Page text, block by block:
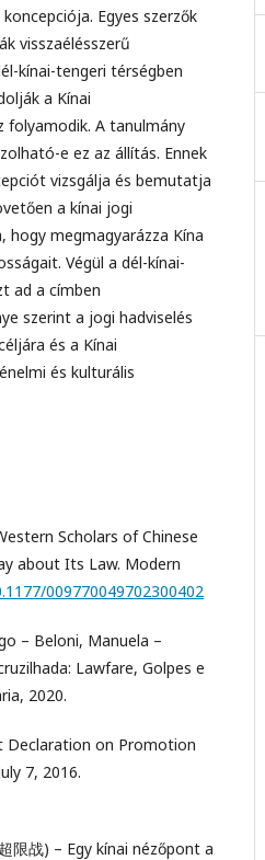
koncepciója. Egyes szerzők
visszaélésszerű
kínai-tengeri térségben
a Kínai
folyamodik. A tanulmány
e ez az állítás. Ennek
vizsgálja és bemutatja
a kínai jogi
megmagyarázza Kína
Végül a dél-kínai-
ad a címben
szerint a jogi hadviselés
és a Kínai
és kulturális
Scholars of Chinese
about Its Law. Modern
009770049702300402
– Beloni, Manuela –
Lawfare, Golpes e
2020.
Declaration on Promotion
7, 2016.
限战) – Egy kínai nézőpont a